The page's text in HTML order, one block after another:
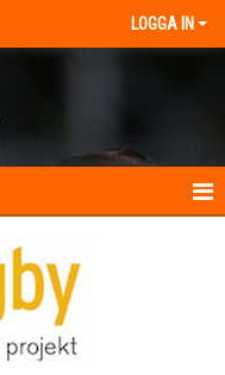
LOGGA IN